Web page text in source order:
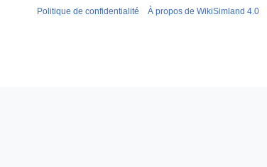
Politique de confidentialité À propos de WikiSimland 4.0